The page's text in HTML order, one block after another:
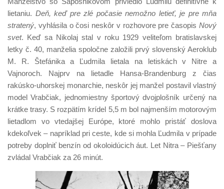
lietaniu. Deň, keď pre zlé počasie nemožno letieť, je pre mňa
stratený, vyhlásila o čosi neskôr v rozhovore pre časopis Nový
svet. Keď sa Nikolaj stal v roku 1929 veliteľom bratislavskej
letky č. 40, manželia spoločne založili prvý slovenský Aeroklub
M. R. Štefánika a Ľudmila lietala na letiskách v Nitre a
Vajnoroch. Najprv na lietadle Hansa-Brandenburg z čias
rakúsko-uhorskej monarchie, neskôr jej manžel postavil vlastný
model Vrabčiak, jednomiestny športový dvojplošník určený na
krátke trasy. S rozpätím krídel 5,5 m bol najmenším motorovým
lietadlom vo vtedajšej Európe, ktoré mohlo pristáť doslova
kdekoľvek – napríklad pri ceste, kde si mohla Ľudmila v prípade
potreby doplniť benzín od okoloidúcich áut. Let Nitra – Piešťany
zvládal Vrabčiak za 26 minút.